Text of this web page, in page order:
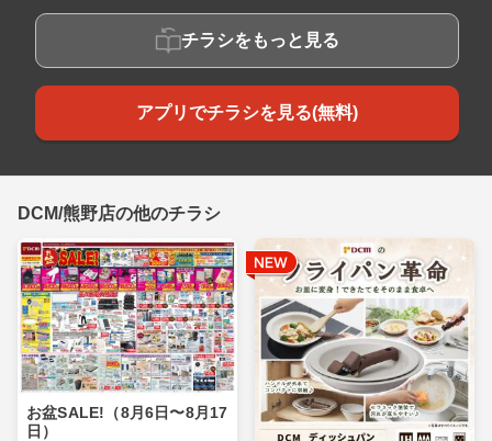
チラシをもっと見る
アプリでチラシを見る(無料)
DCM/熊野店の他のチラシ
お盆SALE!（8月6日〜8月17
日）